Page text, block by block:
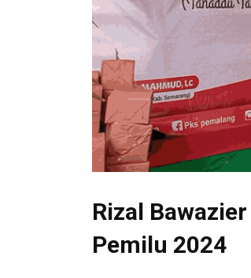
Rizal
Pemilu 2024